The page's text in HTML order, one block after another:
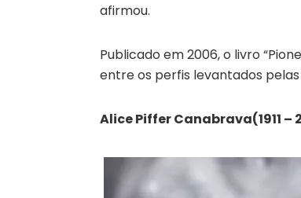
afirmou.
Publicado em 2006, o livro
entre os perfis levantados
Alice Piffer Canabrava(1911